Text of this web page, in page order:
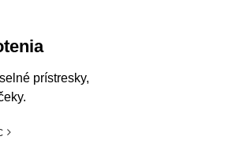
prístresky,